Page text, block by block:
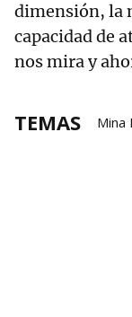
dimensión, la
capacidad de
nos mira y
TEMAS Mina